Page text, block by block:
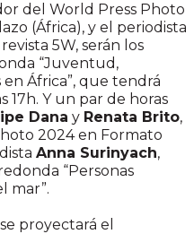
del World Press Photo
(África), y el periodista
5W, serán los
“Juventud,
África”, que tendrá
17h. Y un par de horas
Dana y Renata Brito,
2024 en Formato
Anna Surinyach,
“Personas
mar”.
proyectará el